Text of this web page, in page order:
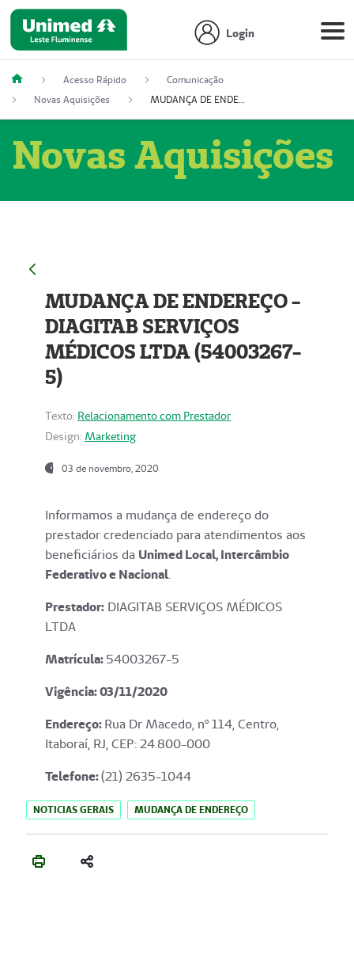
Login
Acesso Rápido
Comunicação
Novas Aquisições
MUDANÇA DE ENDEREÇO - DIAGITAB SERVIÇOS MÉDICOS LTDA (54003267-5)
Novas Aquisições
MUDANÇA DE ENDEREÇO -
DIAGITAB SERVIÇOS
MÉDICOS LTDA (54003267-
5)
Texto: Relacionamento com Prestador
Design: Marketing
03 de novembro, 2020
Informamos a mudança de endereço do
prestador credenciado para atendimentos aos
beneficiários da Unimed Local, Intercâmbio
Federativo e Nacional.
Prestador: DIAGITAB SERVIÇOS MÉDICOS
LTDA
Matrícula:54003267-5
Vigência: 03/11/2020
Endereço:Rua Dr Macedo, nº 114, Centro,
Itaboraí, RJ, CEP: 24.800-000
Telefone:(21) 2635-1044
NOTICIAS GERAIS MUDANÇA DE ENDEREÇO